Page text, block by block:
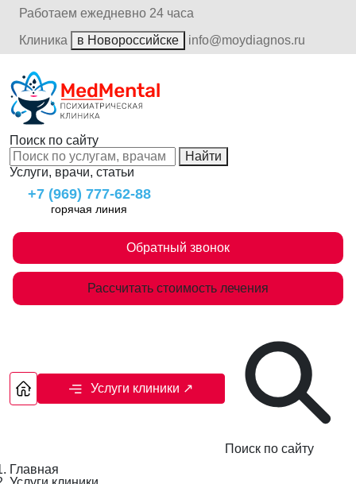
Работаем ежедневно 24 часа
Клиника
в Новороссийске info@moydiagnos.ru
Поиск по сайту
Найти
Услуги, врачи, статьи
+7 (969) 777-62-88
горячая линия
Обратный звонок
Рассчитать стоимость лечения
Услуги клиники ↗
Поиск по сайту
Главная